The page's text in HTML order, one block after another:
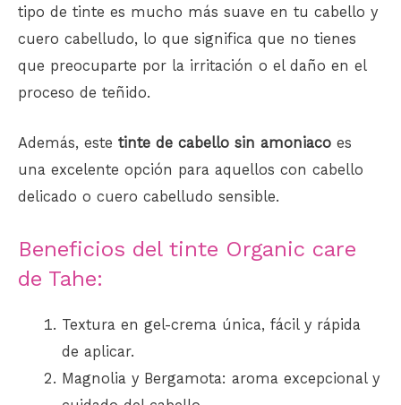
tipo de tinte es mucho más suave en tu cabello y
cuero cabelludo, lo que significa que no tienes
que preocuparte por la irritación o el daño en el
proceso de teñido.
Además, este tinte de cabello sin amoniaco es
una excelente opción para aquellos con cabello
delicado o cuero cabelludo sensible.
Beneficios del tinte Organic care
de Tahe:
Textura en gel-crema única, fácil y rápida
de aplicar.
Magnolia y Bergamota: aroma excepcional y